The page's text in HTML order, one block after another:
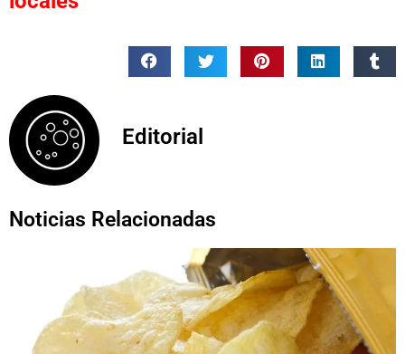
Editorial
Noticias Relacionadas